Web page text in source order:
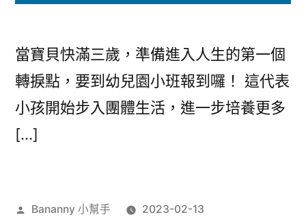
當寶貝快滿三歲，準備進入人生的第一個
轉捩點，要到幼兒園小班報到囉！ 這代表
小孩開始步入團體生活，進一步培養更多
[…]
作
Bananny 小幫手
2023-02-13